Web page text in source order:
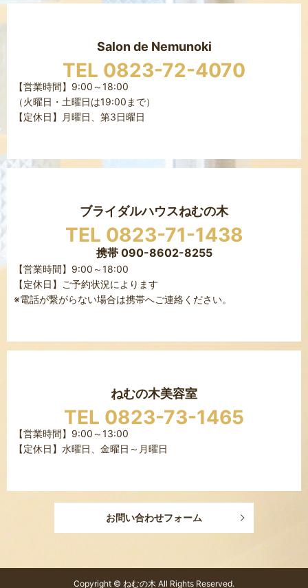
Salon de Nemunoki
TEL 0823-72-4070
【営業時間】9:00～18:00
（火曜日・土曜日は19:00まで）
【定休日】月曜日、第3日曜日
ブライダルハウスねむの木
TEL 0823-71-1438
携帯 090-8602-8255
【営業時間】9:00～18:00
【定休日】ご予約状況によります
※電話が繋がらない場合は携帯へご連絡ください。
ねむの木美容室
TEL 0823-73-1465
【営業時間】9:00～13:00
【定休日】水曜日、金曜日～月曜日
お問い合わせフォーム
Copyright © ねむの木 All Rights Reserved.